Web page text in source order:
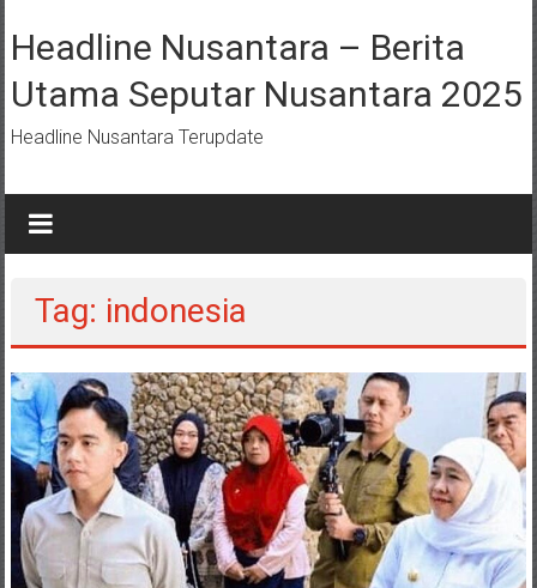
ke
konten
Headline Nusantara – Berita
Utama Seputar Nusantara 2025
Headline Nusantara Terupdate
Tag: indonesia